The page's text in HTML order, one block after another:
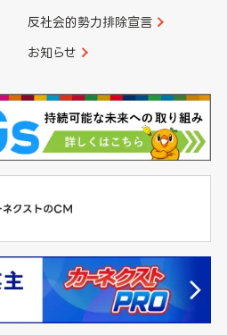
反社会的勢力排除宣言
お知らせ